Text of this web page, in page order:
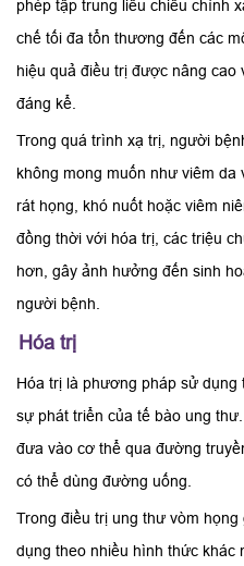
phép tập trung liều chiếu chính
chế tối đa tổn thương đến các
hiệu quả điều trị được nâng cao
đáng kể.
Trong quá trình xạ trị, người
không mong muốn như viêm da
rát họng, khó nuốt hoặc viêm
đồng thời với hóa trị, các triệu
hơn, gây ảnh hưởng đến sinh
người bệnh.
Hóa trị
Hóa trị là phương pháp sử
sự phát triển của tế bào ung
đưa vào cơ thể qua đường
có thể dùng đường uống.
Trong điều trị ung thư vòm
dụng theo nhiều hình thức khác